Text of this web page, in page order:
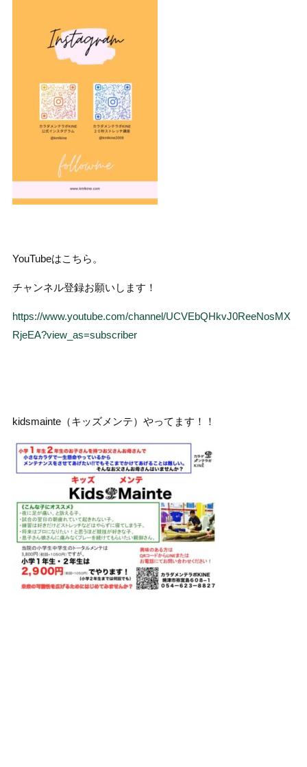
YouTubeはこちら。
チャンネル登録お願いします！
https://www.youtube.com/channel/UCVEbQHkvJ0ReeNosMX
RjeEA?view_as=subscriber
kidsmainte（キッズメンテ）やってます！！